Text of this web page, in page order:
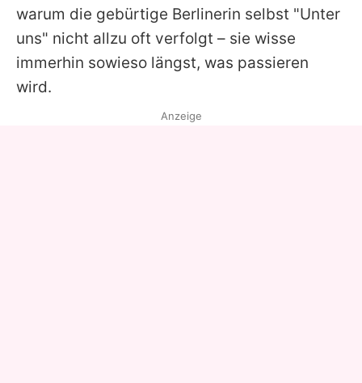
warum die gebürtige Berlinerin selbst "Unter
uns" nicht allzu oft verfolgt – sie wisse
immerhin sowieso längst, was passieren
wird.
Anzeige